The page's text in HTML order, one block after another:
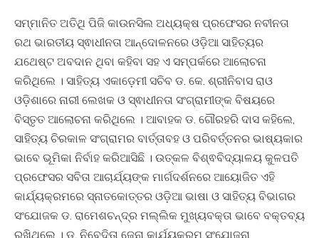
ସମ୍ମାନିତ ଅତିଥି ପିଜି କାଉନସିଲ ଅଧ୍ୟକ୍ଷ ପ୍ରଫେସର ନବୀନତା
ରଥ ଭାରତୀୟ ସ୍ଵାଧୀନତା ଆନ୍ଦୋଳନରେ ଓଡ଼ିଆ ସାହିତ୍ୟର
ଯଥେଷ୍ଟ ଅବଦାନ ଥିବା କହିବା ସହ ଏ ସମ୍ପର୍କରେ ଆଲୋଚନା
କରିଥିଲେ । ସାହିତ୍ୟ ଏକାଡ଼େମୀ ସଚିବ ଡ. କେ. ଶ୍ରୀନିବାସ ରାଓ
ଓଡ଼ିଶାରେ ନାରୀ ଲେଖକ ଓ ସ୍ଵାଧୀନତା ସଂଗ୍ରାମୀଙ୍କ ବିଷୟରେ
ବିସ୍ତୃତ ଆଲୋଚନା କରିଥିଲେ । ଆବାହକ ଡ. ଗୌରହରି ଦାସ କହିଲେ,
ସାହିତ୍ୟ ଚିରକାଳ ସଂଗ୍ରାମର ବାର୍ତ୍ତାବହ ଓ ପରିବର୍ତ୍ତନର ଭାଷ୍ୟକାର
ଭାବେ ଭୂମିକା ନିର୍ବାହ କରିଆସିଛି । ଉତ୍କଳ ବିଶ୍ଵବିଦ୍ୟାଳୟ କୁଳପତି
ପ୍ରଫେସର ସବିତା ଆଚାର୍ଯ୍ୟଙ୍କ ମାର୍ଗଦର୍ଶନରେ ଆୟୋଜିତ ଏହି
କାର୍ଯ୍ୟକ୍ରମରେ ସ୍ନାତକୋତ୍ତର ଓଡ଼ିଆ ଭାଷା ଓ ସାହିତ୍ୟ ବିଭାଗର
ସଂଯୋଜକ ଡ. ରାମେଶଚନ୍ଦ୍ର ମଲ୍ଲିକ ମୁଖ୍ୟବକ୍ତା ଭାବେ ବକ୍ତବ୍ୟ
ରଖିଥିଲେ । ଡ. ନିବେଦିତା ଜେନା କାର୍ଯ୍ୟକ୍ରମ ସଂଯୋଜନା